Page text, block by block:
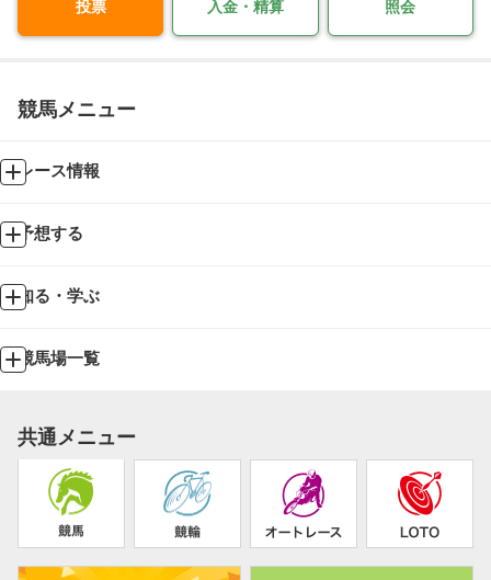
投票 入金・精算 照会
競馬メニュー
レース情報
予想する
知る・学ぶ
競馬場一覧
共通メニュー